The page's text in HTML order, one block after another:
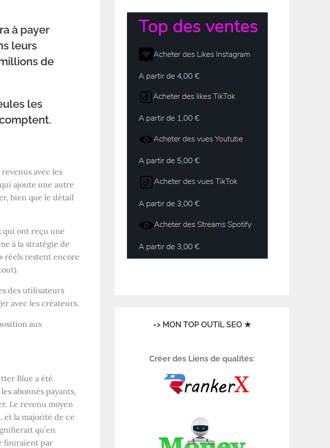
à payer
leurs
de
les
avec les
ajoute une autre
bien que le détail
qui ont reçu une
à la stratégie de
réels restent encore
des utilisateurs
avec les créateurs.
aux
Blue a été
abonnés payants,
Le revenu moyen
et la majorité de ce
qu’en
finiraient par
=> MON TOP OUTIL SEO ★
Créer des Liens de qualités: